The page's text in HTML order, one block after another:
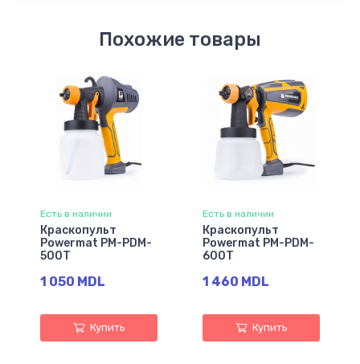
Похожие товары
Есть в наличии
Краскопульт
Powermat PM-PDM-
500T
1 050 MDL
Купить
Есть в наличии
Краскопульт
Powermat PM-PDM-
600T
1 460 MDL
Купить